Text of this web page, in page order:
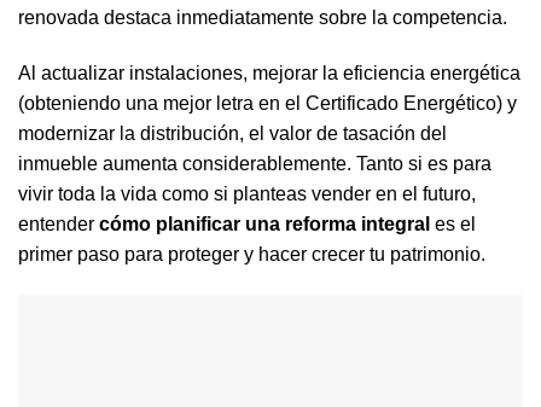
renovada destaca inmediatamente sobre la competencia.
Al actualizar instalaciones, mejorar la eficiencia energética
(obteniendo una mejor letra en el Certificado Energético) y
modernizar la distribución, el valor de tasación del
inmueble aumenta considerablemente. Tanto si es para
vivir toda la vida como si planteas vender en el futuro,
entender cómo planificar una reforma integral es el
primer paso para proteger y hacer crecer tu patrimonio.